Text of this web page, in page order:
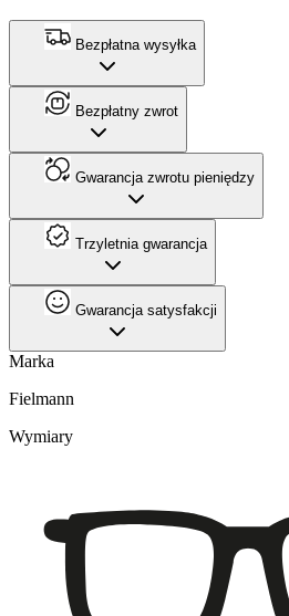
Bezpłatna wysyłka
Bezpłatny zwrot
Gwarancja zwrotu pieniędzy
Trzyletnia gwarancja
Gwarancja satysfakcji
Marka
Fielmann
Wymiary